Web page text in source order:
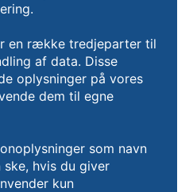
en række tredjeparter til
af data. Disse
oplysninger på vores
dem til egne
som navn
hvis du giver
kun